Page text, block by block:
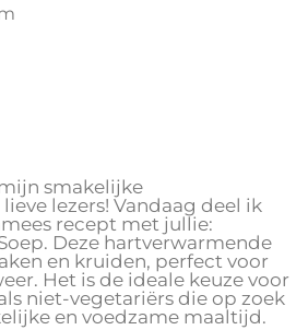
smakelijke
lezers! Vandaag deel ik
recept met jullie:
Deze hartverwarmende
en kruiden, perfect voor
Het is de ideale keuze voor
niet-vegetariërs die op zoek
en voedzame maaltijd.